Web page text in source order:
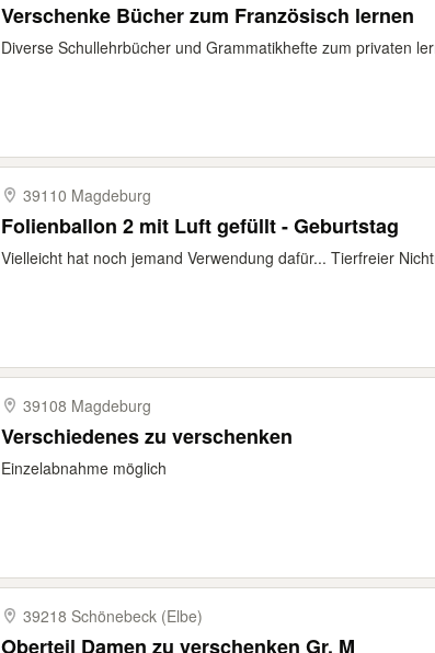
Verschenke Bücher zum Französisch lernen
Diverse Schullehrbücher und Grammatikhefte zum privaten
39110 Magdeburg
Folienballon 2 mit Luft gefüllt - Geburtstag
Vielleicht hat noch jemand Verwendung dafür... Tierfreier
39108 Magdeburg
Verschiedenes zu verschenken
Einzelabnahme möglich
39218 Schönebeck (Elbe)
Oberteil Damen zu verschenken Gr. M